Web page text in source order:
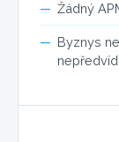
Žádný
Byznys